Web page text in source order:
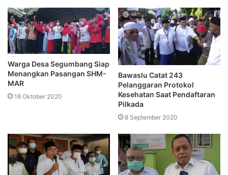
Warga Desa Segumbang Siap
Menangkan Pasangan SHM-
MAR
18 Oktober 2020
Bawaslu Catat 243
Pelanggaran Protokol
Kesehatan Saat Pendaftaran
Pilkada
8 September 2020